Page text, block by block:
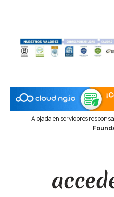
Alojada en servidores